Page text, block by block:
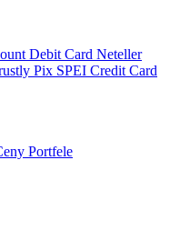
Debit Card Neteller
Pix SPEI Credit Card
Portfele